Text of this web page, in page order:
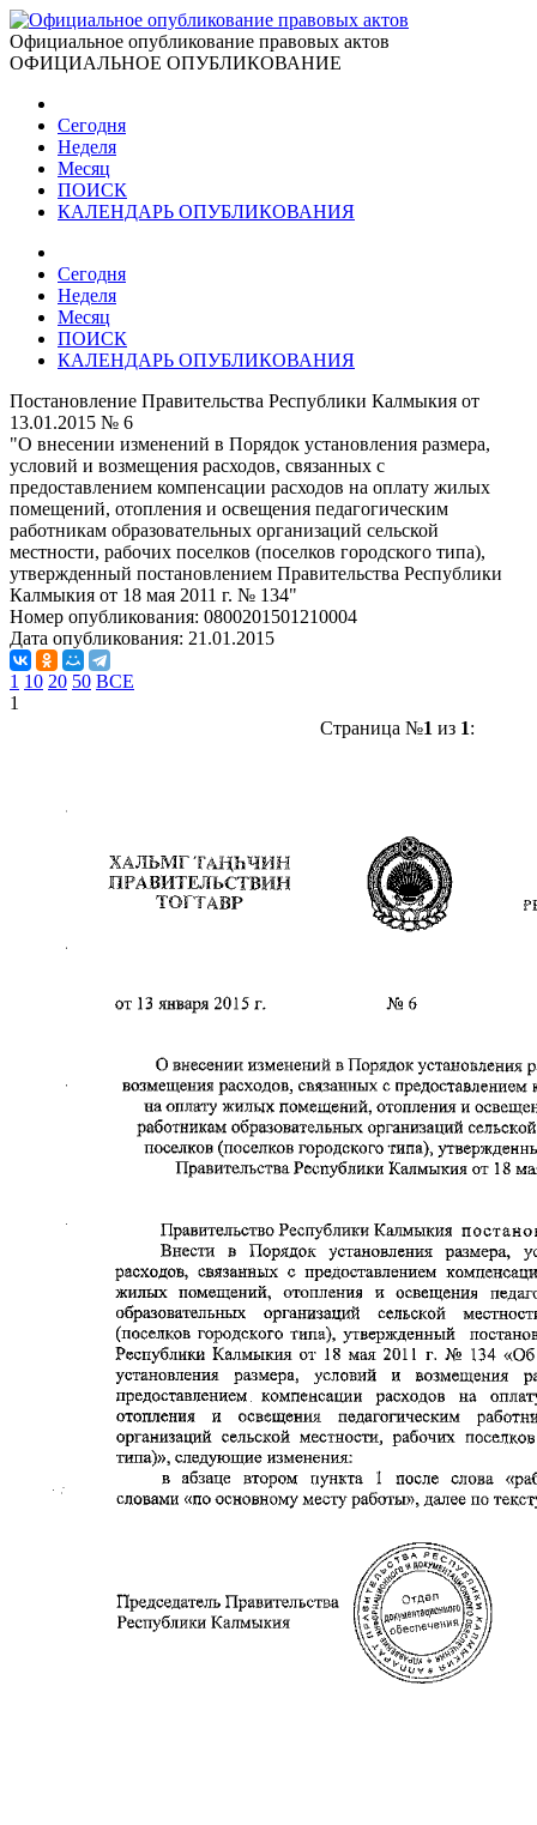
Официальное опубликование правовых актов
ОФИЦИАЛЬНОЕ ОПУБЛИКОВАНИЕ
Сегодня
Неделя
Месяц
ПОИСК
КАЛЕНДАРЬ ОПУБЛИКОВАНИЯ
Сегодня
Неделя
Месяц
ПОИСК
КАЛЕНДАРЬ ОПУБЛИКОВАНИЯ
Постановление Правительства Республики Калмыкия от
13.01.2015 № 6
"О внесении изменений в Порядок установления размера,
условий и возмещения расходов, связанных с
предоставлением компенсации расходов на оплату жилых
помещений, отопления и освещения педагогическим
работникам образовательных организаций сельской
местности, рабочих поселков (поселков городского типа),
утвержденный постановлением Правительства Республики
Калмыкия от 18 мая 2011 г. № 134"
Номер опубликования: 0800201501210004
Дата опубликования: 21.01.2015
1 10 20 50 ВСЕ
1
Страница №1 из 1: